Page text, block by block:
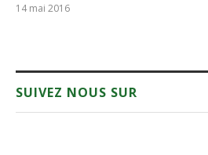
14 mai 2016
SUIVEZ NOUS SUR